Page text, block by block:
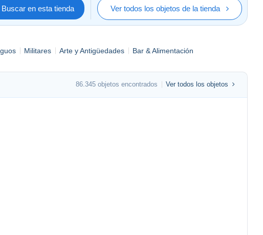
Buscar en esta tienda Ver todos los objetos de la tienda
Militares Arte y Antigüedades
Bar & Alimentación
86.345 objetos encontrados Ver todos los objetos